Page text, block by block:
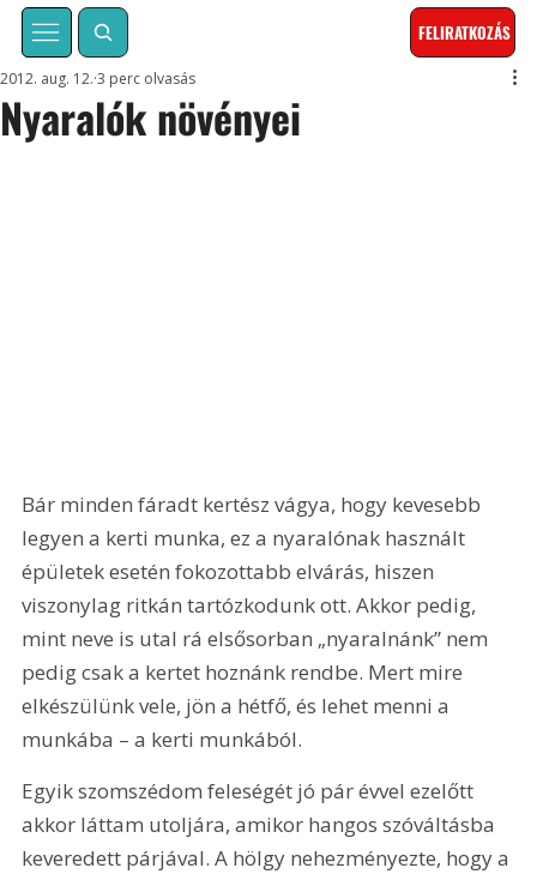
FELIRATKOZÁS
Nyaralók növényei
2012. aug. 12. 3 perc olvasás
Bár minden fáradt kertész vágya, hogy kevesebb
legyen a kerti munka, ez a nyaralónak használt
épületek esetén fokozottabb elvárás, hiszen
viszonylag ritkán tartózkodunk ott. Akkor pedig,
mint neve is utal rá elsősorban „nyaralnánk” nem
pedig csak a kertet hoznánk rendbe. Mert mire
elkészülünk vele, jön a hétfő, és lehet menni a
munkába – a kerti munkából.
Egyik szomszédom feleségét jó pár évvel ezelőtt
akkor láttam utoljára, amikor hangos szóváltásba
keveredett párjával. A hölgy nehezményezte, hogy a